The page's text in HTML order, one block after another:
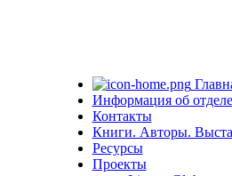
Информация об отделе
Контакты
Книги. Авторы.
Ресурсы
Проекты